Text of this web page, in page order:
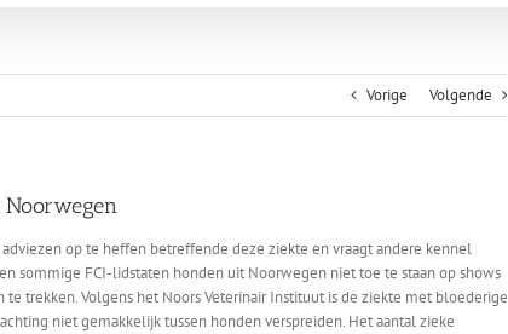
Vorige Volgende
Noorwegen
op te heffen betreffende deze ziekte en vraagt andere kennel
sommige FCI-lidstaten honden uit Noorwegen niet toe te staan ​​op shows
trekken. Volgens het Noors Veterinair Instituut is de ziekte met bloederige
niet gemakkelijk tussen honden verspreiden. Het aantal zieke